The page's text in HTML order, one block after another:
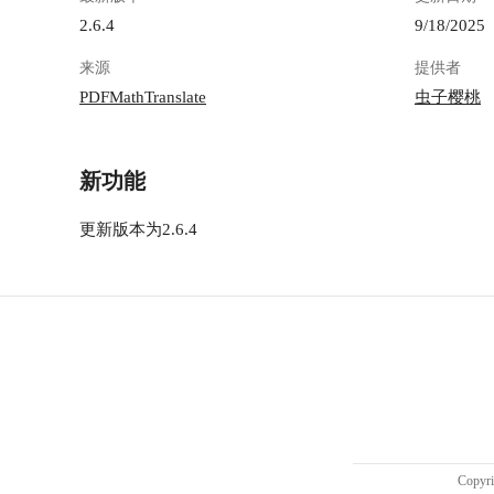
2.6.4 9/18/2025
来源
PDFMathTranslate
提供者
虫子樱桃
新功能
更新版本为2.6.4